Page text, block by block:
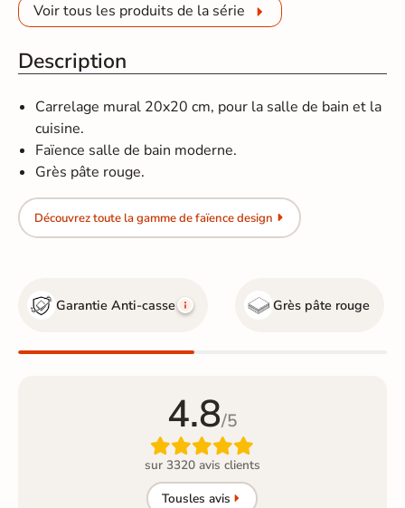
Voir tous les produits de la série
Description
Carrelage mural 20x20 cm, pour la salle de bain et la
cuisine.
Faïence salle de bain moderne.
Grès pâte rouge.
Découvrez toute la gamme de faïence design
Garantie Anti-casse Grès pâte rouge
4.8/5

sur 3320 avis clients
Tousles avis